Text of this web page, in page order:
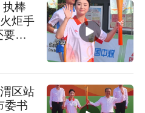
执棒
炬手
要紧
区站
委书